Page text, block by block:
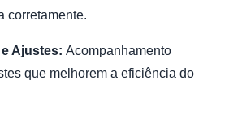
corretamente.
Ajustes: Acompanhamento
que melhorem a eficiência do